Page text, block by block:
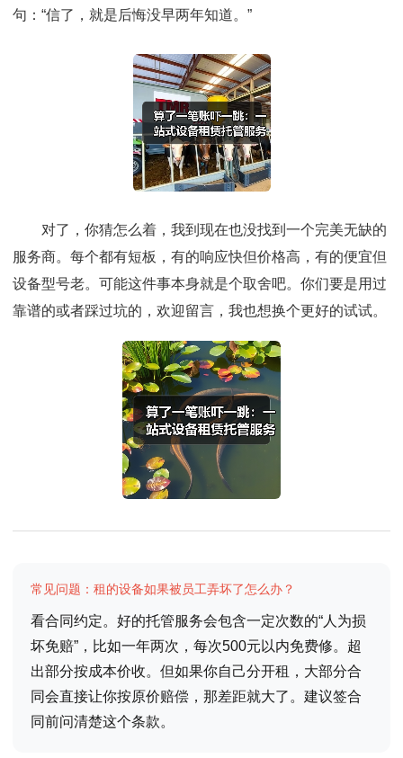
句：“信了，就是后悔没早两年知道。”
对了，你猜怎么着，我到现在也没找到一个完美无缺的
服务商。每个都有短板，有的响应快但价格高，有的便宜但
设备型号老。可能这件事本身就是个取舍吧。你们要是用过
靠谱的或者踩过坑的，欢迎留言，我也想换个更好的试试。
常见问题：租的设备如果被员工弄坏了怎么办？
看合同约定。好的托管服务会包含一定次数的“人为损
坏免赔”，比如一年两次，每次500元以内免费修。超
出部分按成本价收。但如果你自己分开租，大部分合
同会直接让你按原价赔偿，那差距就大了。建议签合
同前问清楚这个条款。